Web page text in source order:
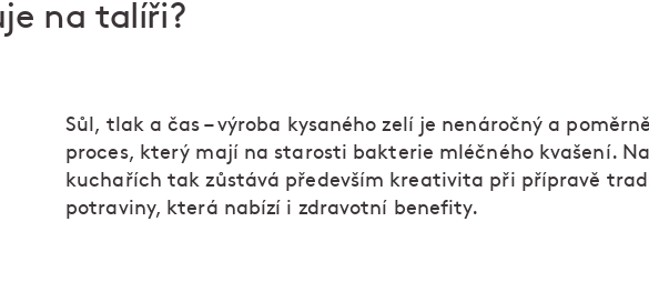
na talíři?
Sůl, tlak a čas – výroba kysaného zelí je nenáročný a
proces, který mají na starosti bakterie mléčného kvašení. Na
kuchařích tak zůstává především kreativita při přípravě
potraviny, která nabízí i zdravotní benefity.